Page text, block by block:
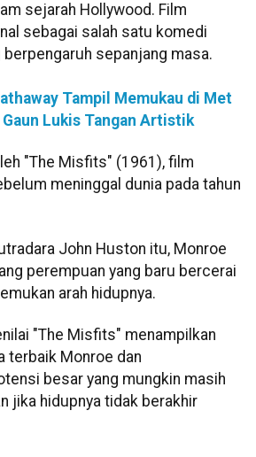
sejarah Hollywood. Film
sebagai salah satu komedi
berpengaruh sepanjang masa.
Tampil Memukau di Met
Gaun Lukis Tangan Artistik
"The Misfits" (1961), film
meninggal dunia pada tahun
John Huston itu, Monroe
perempuan yang baru bercerai
arah hidupnya.
"The Misfits" menampilkan
terbaik Monroe dan
besar yang mungkin masih
jika hidupnya tidak berakhir